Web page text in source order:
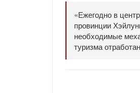
«Ежегодно в
провинции
необходимые
туризма